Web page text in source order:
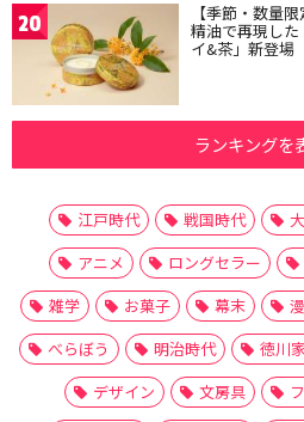
20 【季節・数量
精油で再現し
イ&茶」新登場
ランキングを
江戸時代 戦国時代
アニメ
ロングセラー
雑学
お菓子 幕末
べらぼう
明治時代 徳川
デザイン
文房具